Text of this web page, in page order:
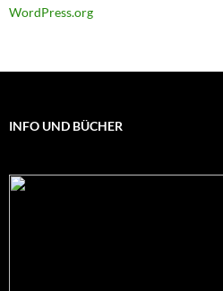
WordPress.org
INFO UND BÜCHER